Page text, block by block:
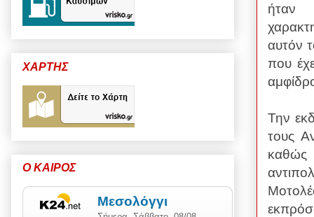
ήταν
αυτόν
που
Την
τους
καθώς
ΧΑΡΤΗΣ
Ο ΚΑΙΡΟΣ